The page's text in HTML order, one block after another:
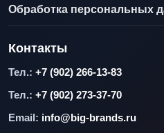
Обработка персональных
Контакты
Тел.: +7 (902) 266-13-83
Тел.: +7 (902) 273-37-70
Email: info@big-brands.ru